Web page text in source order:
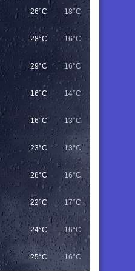
26°C 18°C
28°C 16°C
29°C 16°C
16°C 14°C
16°C 13°C
23°C 13°C
28°C 16°C
22°C 17°C
24°C 16°C
25°C 16°C